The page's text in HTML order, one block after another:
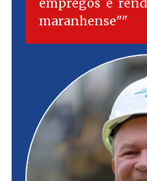
empregos e
maranhense"